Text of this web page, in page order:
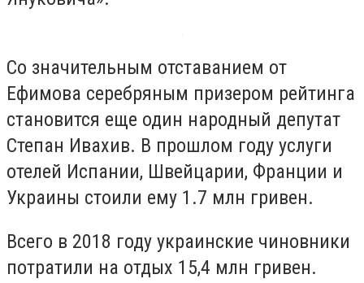
Со значительным отставанием от
Ефимова серебряным призером рейтинга
становится еще один народный депутат
Степан Ивахив. В прошлом году услуги
отелей Испании, Швейцарии, Франции и
Украины стоили ему 1.7 млн гривен.
Всего в 2018 году украинские чиновники
потратили на отдых 15,4 млн гривен.